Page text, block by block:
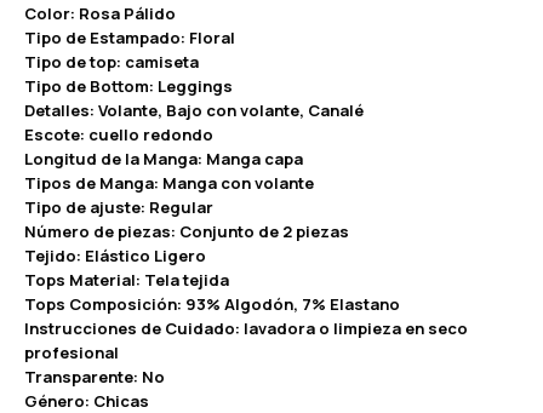
Color: Rosa Pálido
Tipo de Estampado: Floral
Tipo de top: camiseta
Tipo de Bottom: Leggings
Detalles: Volante, Bajo con volante, Canalé
Escote: cuello redondo
Longitud de la Manga: Manga capa
Tipos de Manga: Manga con volante
Tipo de ajuste: Regular
Número de piezas: Conjunto de 2 piezas
Tejido: Elástico Ligero
Tops Material: Tela tejida
Tops Composición: 93% Algodón, 7% Elastano
Instrucciones de Cuidado: lavadora o limpieza en seco
profesional
Transparente: No
Género: Chicas